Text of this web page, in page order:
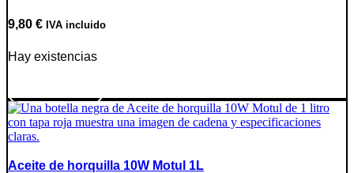
9,80 € IVA incluido
Hay existencias
Aceite de horquilla 10W Motul 1L